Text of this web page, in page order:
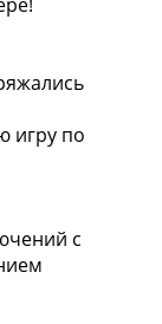
игру по
с